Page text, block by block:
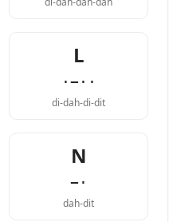
L
·−··
di-dah-di-dit
N
−·
dah-dit